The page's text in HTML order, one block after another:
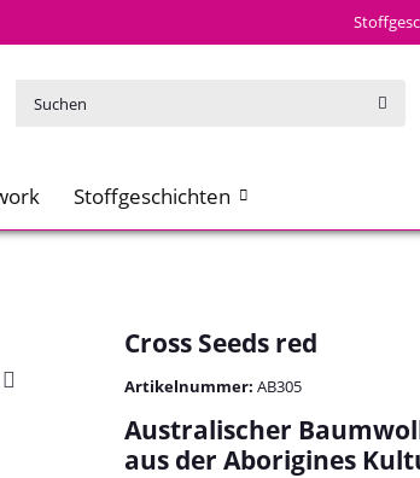
Stoffgeschichten
Cross Seeds red
Artikelnummer: AB305
Australischer
aus der Aborigines